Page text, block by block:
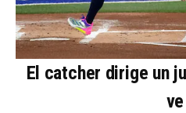
El catcher dirige un
ve